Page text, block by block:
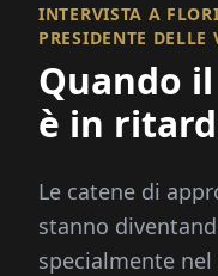
INTERVISTA A
PRESIDENTE DELLE
Quando
è in
Le catene di
stanno
specialmente